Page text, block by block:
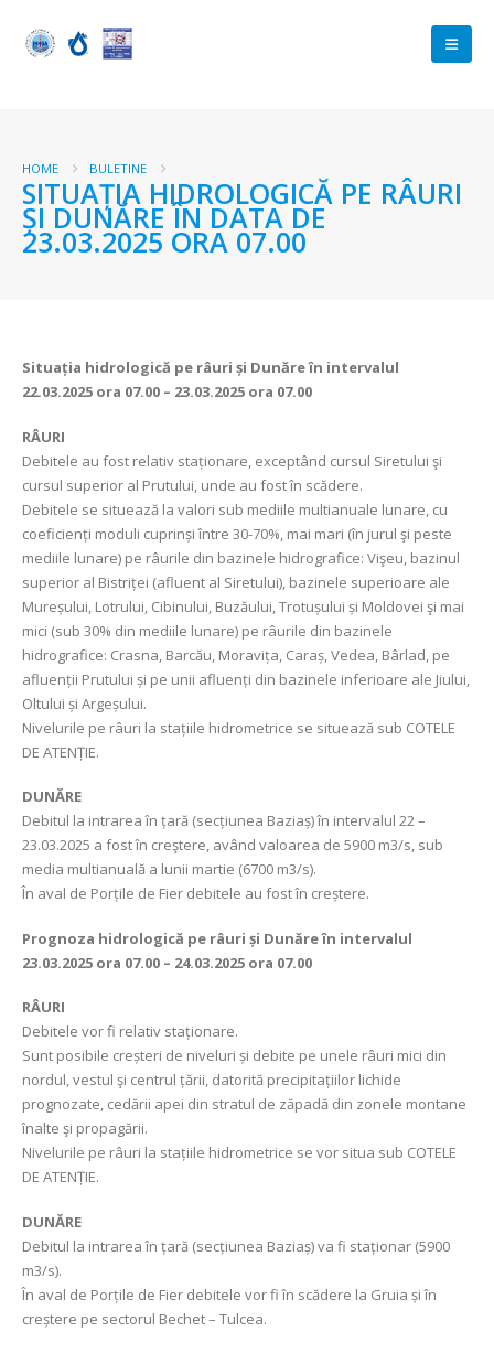
HOME BULETINE
SITUAȚIA HIDROLOGICĂ PE RÂURI
ȘI DUNĂRE ÎN DATA DE
23.03.2025 ORA 07.00
Situația hidrologică pe râuri și Dunăre în intervalul
22.03.2025 ora 07.00 – 23.03.2025 ora 07.00
RÂURI
Debitele au fost relativ staționare, exceptând cursul Siretului şi
cursul superior al Prutului, unde au fost în scădere.
Debitele se situează la valori sub mediile multianuale lunare, cu
coeficienți moduli cuprinși între 30-70%, mai mari (în jurul şi peste
mediile lunare) pe râurile din bazinele hidrografice: Vişeu, bazinul
superior al Bistriței (afluent al Siretului), bazinele superioare ale
Mureșului, Lotrului, Cibinului, Buzăului, Trotușului și Moldovei şi mai
mici (sub 30% din mediile lunare) pe râurile din bazinele
hidrografice: Crasna, Barcău, Moravița, Caraș, Vedea, Bârlad, pe
afluenții Prutului și pe unii afluenți din bazinele inferioare ale Jiului,
Oltului și Argeșului.
Nivelurile pe râuri la stațiile hidrometrice se situează sub COTELE
DE ATENȚIE.
DUNĂRE
Debitul la intrarea în țară (secțiunea Baziaș) în intervalul 22 –
23.03.2025 a fost în creştere, având valoarea de 5900 m3/s, sub
media multianuală a lunii martie (6700 m3/s).
În aval de Porțile de Fier debitele au fost în creștere.
Prognoza hidrologică pe râuri și Dunăre în intervalul
23.03.2025 ora 07.00 – 24.03.2025 ora 07.00
RÂURI
Debitele vor fi relativ staționare.
Sunt posibile creșteri de niveluri și debite pe unele râuri mici din
nordul, vestul şi centrul țării, datorită precipitațiilor lichide
prognozate, cedării apei din stratul de zăpadă din zonele montane
înalte şi propagării.
Nivelurile pe râuri la stațiile hidrometrice se vor situa sub COTELE
DE ATENȚIE.
DUNĂRE
Debitul la intrarea în țară (secțiunea Baziaș) va fi staționar (5900
m3/s).
În aval de Porțile de Fier debitele vor fi în scădere la Gruia și în
creștere pe sectorul Bechet – Tulcea.